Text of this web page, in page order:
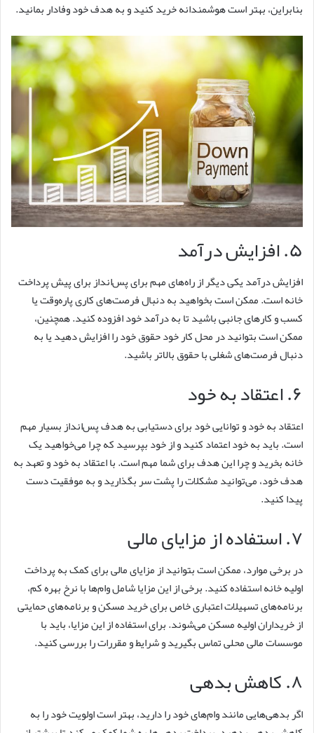
بنابراین، بهتر است هوشمندانه خرید کنید و به هدف خود وفادار بمانید.
۵. افزایش درآمد
افزایش درآمد یکی دیگر از راه‌های مهم برای پس‌انداز برای پیش پرداخت
خانه است. ممکن است بخواهید به دنبال فرصت‌های کاری پاره‌وقت یا
کسب و کارهای جانبی باشید تا به درآمد خود افزوده کنید. همچنین،
ممکن است بتوانید در محل کار خود حقوق خود را افزایش دهید یا به
دنبال فرصت‌های شغلی با حقوق بالاتر باشید.
۶. اعتقاد به خود
اعتقاد به خود و توانایی خود برای دستیابی به هدف پس‌انداز بسیار مهم
است. باید به خود اعتماد کنید و از خود بپرسید که چرا می‌خواهید یک
خانه بخرید و چرا این هدف برای شما مهم است. با اعتقاد به خود و تعهد به
هدف خود، می‌توانید مشکلات را پشت سر بگذارید و به موفقیت دست
پیدا کنید.
۷. استفاده از مزایای مالی
در برخی موارد، ممکن است بتوانید از مزایای مالی برای کمک به پرداخت
اولیه خانه استفاده کنید. برخی از این مزایا شامل وام‌ها با نرخ بهره کم،
برنامه‌های تسهیلات اعتباری خاص برای خرید مسکن و برنامه‌های حمایتی
از خریداران اولیه مسکن می‌شوند. برای استفاده از این مزایا، باید با
موسسات مالی محلی تماس بگیرید و شرایط و مقررات را بررسی کنید.
۸. کاهش بدهی
اگر بدهی‌هایی مانند وام‌های خود را دارید، بهتر است اولویت خود را به